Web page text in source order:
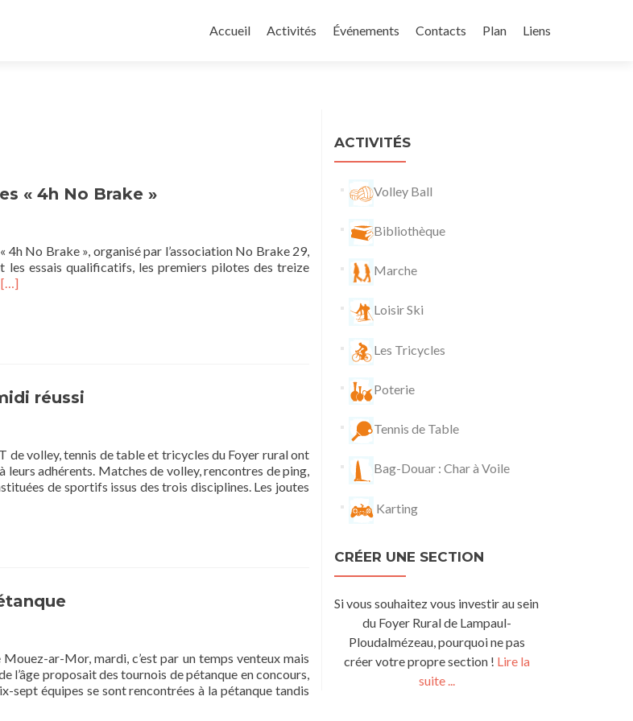
au
Accueil Activités Événements Contacts Plan Liens
« 4h No Brake »
4h No Brake », organisé par l’association No Brake 29,
essais qualificatifs, les premiers pilotes des treize
En
des
Brake
»
[…]
réussi
de volley, tennis de table et tricycles du Foyer rural ont
adhérents. Matches de volley, rencontres de ping,
de sportifs issus des trois disciplines. Les joutes
ar-Mor, mardi, c’est par un temps venteux mais
l’âge proposait des tournois de pétanque en concours,
sept équipes se sont rencontrées à la pétanque tandis
ACTIVITÉS
Volley Ball
Bibliothèque
Marche
Loisir Ski
Les Tricycles
Poterie
Tennis de Table
Bag-Douar : Char à Voile
Karting
CRÉER UNE SECTION
Si vous souhaitez vous investir au sein
du Foyer Rural de Lampaul-
Ploudalmézeau, pourquoi ne pas
créer votre propre section ! Lire la
suite ...